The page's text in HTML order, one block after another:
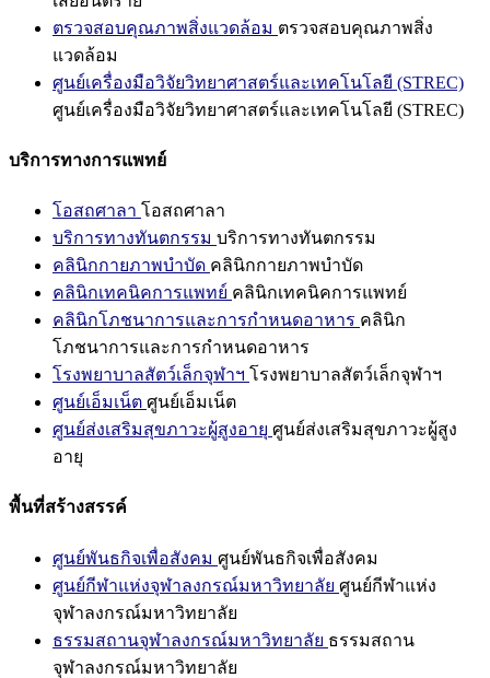
ตรวจสอบคุณภาพสิ่งแวดล้อม ตรวจสอบคุณภาพสิ่ง
แวดล้อม
ศูนย์เครื่องมือวิจัยวิทยาศาสตร์และเทคโนโลยี (STREC)
ศูนย์เครื่องมือวิจัยวิทยาศาสตร์และเทคโนโลยี (STREC)
บริการทางการแพทย์
โอสถศาลา โอสถศาลา
บริการทางทันตกรรม บริการทางทันตกรรม
คลินิกกายภาพบำบัด คลินิกกายภาพบำบัด
คลินิกเทคนิคการแพทย์ คลินิกเทคนิคการแพทย์
คลินิกโภชนาการและการกำหนดอาหาร คลินิก
โภชนาการและการกำหนดอาหาร
โรงพยาบาลสัตว์เล็กจุฬาฯ โรงพยาบาลสัตว์เล็กจุฬาฯ
ศูนย์เอ็มเน็ต ศูนย์เอ็มเน็ต
ศูนย์ส่งเสริมสุขภาวะผู้สูงอายุ ศูนย์ส่งเสริมสุขภาวะผู้สูง
อายุ
พื้นที่สร้างสรรค์
ศูนย์พันธกิจเพื่อสังคม ศูนย์พันธกิจเพื่อสังคม
ศูนย์กีฬาแห่งจุฬาลงกรณ์มหาวิทยาลัย ศูนย์กีฬาแห่ง
จุฬาลงกรณ์มหาวิทยาลัย
ธรรมสถานจุฬาลงกรณ์มหาวิทยาลัย ธรรมสถาน
จุฬาลงกรณ์มหาวิทยาลัย